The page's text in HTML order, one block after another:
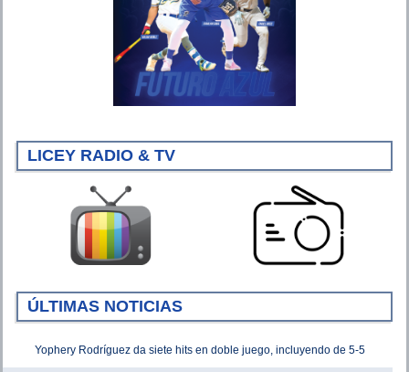
LICEY RADIO & TV
ÚLTIMAS NOTICIAS
Yophery Rodríguez da siete hits en doble juego, incluyendo de 5-5